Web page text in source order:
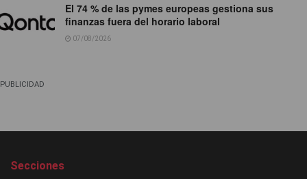
El 74 % de las pymes europeas gestiona sus
finanzas fuera del horario laboral
07/08/2026
PUBLICIDAD
Secciones